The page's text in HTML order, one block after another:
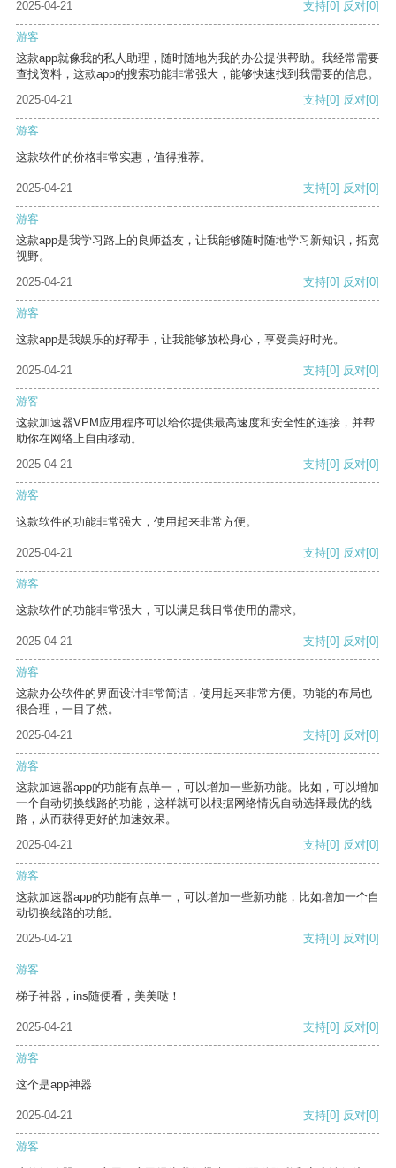
2025-04-21 支持[0] 反对[0]
游客
这款app就像我的私人助理，随时随地为我的办公提供帮助。我经常需要
查找资料，这款app的搜索功能非常强大，能够快速找到我需要的信息。
2025-04-21
支持[0] 反对[0]
游客
这款软件的价格非常实惠，值得推荐。
2025-04-21 支持[0] 反对[0]
游客
这款app是我学习路上的良师益友，让我能够随时随地学习新知识，拓宽
视野。
2025-04-21
支持[0] 反对[0]
游客
这款app是我娱乐的好帮手，让我能够放松身心，享受美好时光。
2025-04-21 支持[0] 反对[0]
游客
这款加速器VPM应用程序可以给你提供最高速度和安全性的连接，并帮
助你在网络上自由移动。
2025-04-21
支持[0] 反对[0]
游客
这款软件的功能非常强大，使用起来非常方便。
2025-04-21 支持[0] 反对[0]
游客
这款软件的功能非常强大，可以满足我日常使用的需求。
2025-04-21 支持[0] 反对[0]
游客
这款办公软件的界面设计非常简洁，使用起来非常方便。功能的布局也
很合理，一目了然。
2025-04-21
支持[0] 反对[0]
游客
这款加速器app的功能有点单一，可以增加一些新功能。比如，可以增加
一个自动切换线路的功能，这样就可以根据网络情况自动选择最优的线
路，从而获得更好的加速效果。
2025-04-21
支持[0] 反对[0]
游客
这款加速器app的功能有点单一，可以增加一些新功能，比如增加一个自
动切换线路的功能。
2025-04-21
支持[0] 反对[0]
游客
梯子神器，ins随便看，美美哒！
2025-04-21 支持[0] 反对[0]
游客
这个是app神器
2025-04-21 支持[0] 反对[0]
游客